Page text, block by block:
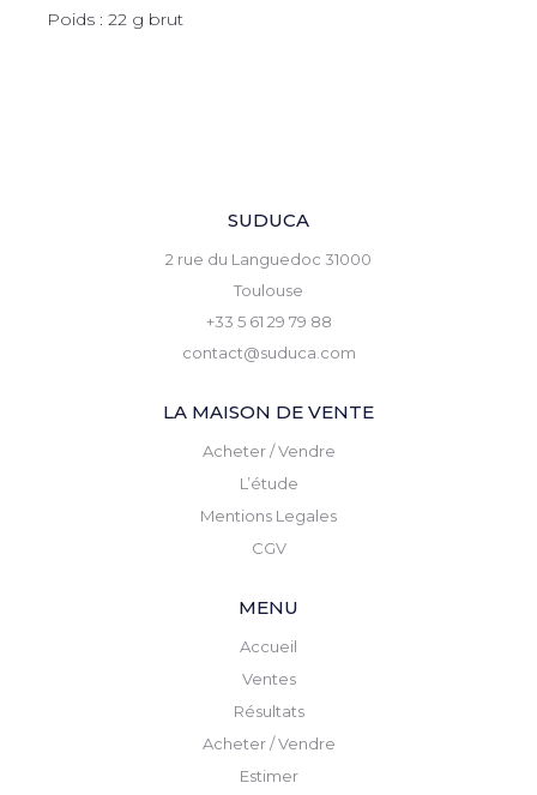
Poids : 22 g brut
SUDUCA
2 rue du Languedoc 31000
Toulouse
+33 5 61 29 79 88
contact@suduca.com
LA MAISON DE VENTE
Acheter / Vendre
L’étude
Mentions Legales
CGV
MENU
Accueil
Ventes
Résultats
Acheter / Vendre
Estimer